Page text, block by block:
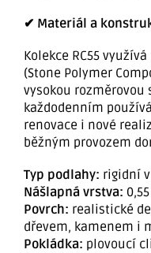
✔ Materiál a
Kolekce RC55
(Stone Polymer
vysokou
každodenním
renovace i nové
běžným provozem
Typ podlahy: rigidní
Nášlapná vrstva:
Povrch: realistické
dřevem, kamenem i
Pokládka: plovoucí